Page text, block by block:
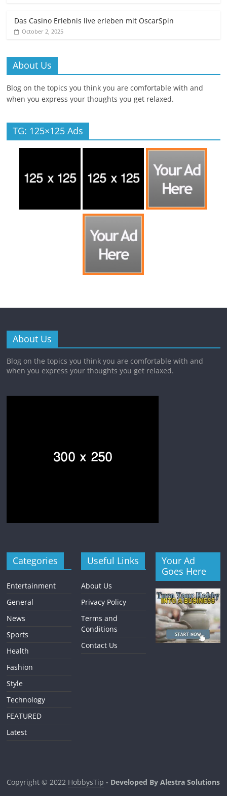
Das Casino Erlebnis live erleben mit OscarSpin
October 2, 2025
About Us
Blog on the topics you think you are comfortable with and
when you express your thoughts you get relaxed.
TG: 125×125 Ads
About Us
Blog on the topics you think you are comfortable with and
when you express your thoughts you get relaxed.
Categories
Entertainment
General
News
Sports
Health
Fashion
Style
Technology
FEATURED
Latest
Useful Links
About Us
Privacy Policy
Terms and
Conditions
Contact Us
Your Ad
Goes Here
Copyright © 2022 HobbysTip - Developed By Alestra Solutions